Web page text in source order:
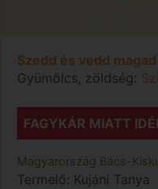
Szedd és vedd
Gyümölcs, zöldség:
FAGYKÁR MIATT
Magyarország Bács-
Termelő: Kujáni Tanya